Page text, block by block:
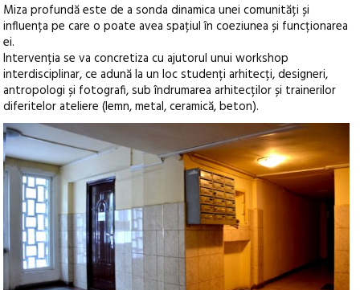
Miza profundă este de a sonda dinamica unei comunități și
influența pe care o poate avea spațiul în coeziunea și funcționarea
ei.
Intervenția se va concretiza cu ajutorul unui workshop
interdisciplinar, ce adună la un loc studenți arhitecți, designeri,
antropologi și fotografi, sub îndrumarea arhitecților și trainerilor
diferitelor ateliere (lemn, metal, ceramică, beton).